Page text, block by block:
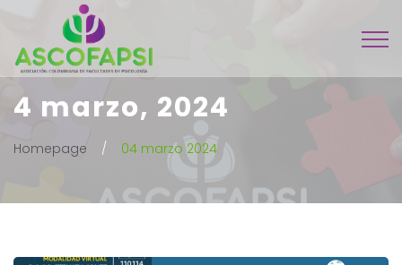
4 marzo, 2024
Homepage 04 marzo 2024